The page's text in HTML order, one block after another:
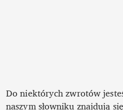
Do niektórych zwrotów
naszym słowniku znajdują